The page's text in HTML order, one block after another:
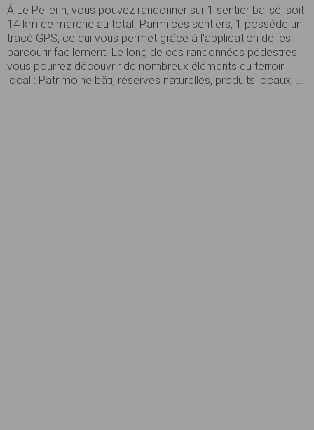
À Le Pellerin, vous pouvez randonner sur 1 sentier balisé, soit
14 km de marche au total. Parmi ces sentiers, 1 possède un
tracé GPS, ce qui vous permet grâce à l'application de les
parcourir facilement. Le long de ces randonnées pédestres
vous pourrez découvrir de nombreux éléments du terroir
local : Patrimoine bâti, réserves naturelles, produits locaux, ...